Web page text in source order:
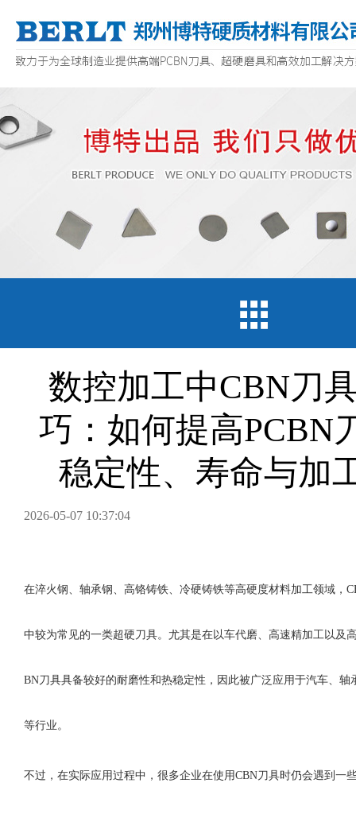
数控加工中CBN刀
巧：如何提高PCBN
稳定性、寿命与加
2026-05-07 10:37:04
在淬火钢、轴承钢、高铬铸铁、冷硬铸铁等高硬度材料加工领域，
中较为常见的一类超硬刀具。尤其是在以车代磨、高速精加工以及
BN刀具具备较好的耐磨性和热稳定性，因此被广泛应用于汽车、轴
等行业。
不过，在实际应用过程中，很多企业在使用CBN刀具时仍会遇到一